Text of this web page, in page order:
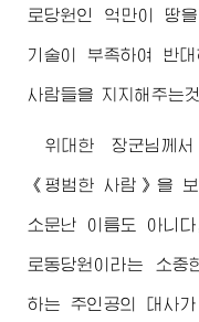
로당원인 억만이 땅
기술이 부족하여 반
사람들을 지지해주는
위대한 장군님 께
《평범한 사람》을
소문난 이름도 아니
로동당원이라는 소
하는 주인공의 대사